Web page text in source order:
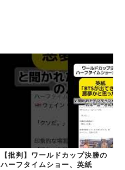
【批判】ワールドカップ決勝の
ハーフタイムショー、英紙